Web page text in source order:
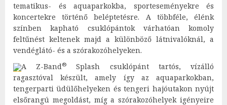
tematikus- és aquaparkokba, sporteseményekre és
koncertekre történő beléptetésre. A többféle, élénk
színben kapható csuklópántok várhatóan komoly
feltűnést keltenek majd a különböző látnivalóknál, a
vendéglátó- és a szórakozóhelyeken.
A Z-Band®
Splash csuklópánt tartós, vízálló
ragasztóval készült, amely így az aquaparkokban,
tengerparti üdülőhelyeken és tengeri hajóutakon nyújt
elsőrangú megoldást, míg a szórakozóhelyek igényeire